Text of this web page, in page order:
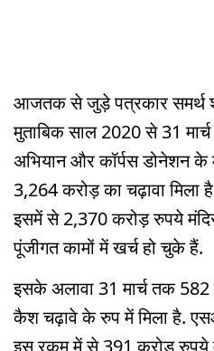
आजतक से जुड़े पत्रकार समर्थ
मुताबिक साल 2020 से 31
अभियान और कॉर्पस डोनेशन
3,264 करोड़ का चढ़ावा मिला
इसमें से 2,370 करोड़ रुपये
पूंजीगत कामों में खर्च हो चुके हैं.
इसके अलावा 31 मार्च तक
कैश चढ़ावे के रुप में मिला है.